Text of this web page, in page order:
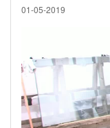
01-05-2019